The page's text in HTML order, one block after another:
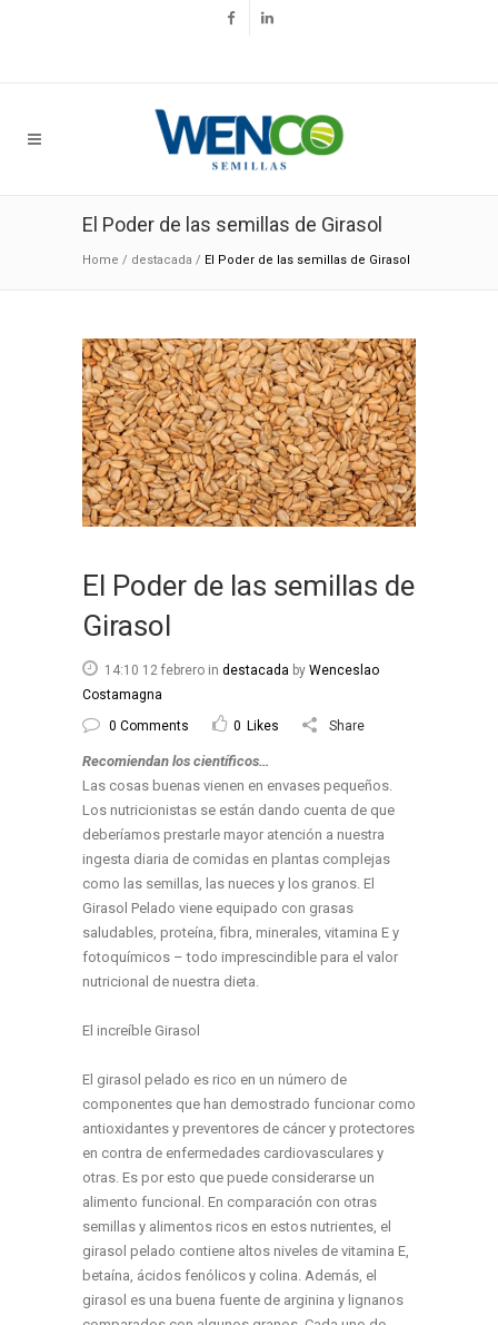
El Poder de las semillas de Girasol
Home / destacada / El Poder de las semillas de Girasol
El Poder de las semillas de
Girasol
14:10 12 febrero in destacada by Wenceslao
Costamagna
0 Comments
0 Likes Share
Recomiendan los científicos…
Las cosas buenas vienen en envases pequeños.
Los nutricionistas se están dando cuenta de que
deberíamos prestarle mayor atención a nuestra
ingesta diaria de comidas en plantas complejas
como las semillas, las nueces y los granos. El
Girasol Pelado viene equipado con grasas
saludables, proteína, fibra, minerales, vitamina E y
fotoquímicos – todo imprescindible para el valor
nutricional de nuestra dieta.
El increíble Girasol
El girasol pelado es rico en un número de
componentes que han demostrado funcionar como
antioxidantes y preventores de cáncer y protectores
en contra de enfermedades cardiovasculares y
otras. Es por esto que puede considerarse un
alimento funcional. En comparación con otras
semillas y alimentos ricos en estos nutrientes, el
girasol pelado contiene altos niveles de vitamina E,
betaína, ácidos fenólicos y colina. Además, el
girasol es una buena fuente de arginina y lignanos